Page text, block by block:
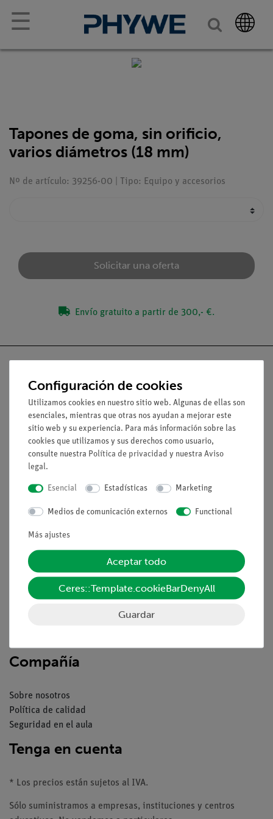
☰
Tapones de goma, sin orificio,
varios diámetros (18 mm)
Nº de artículo: 39256-00 | Tipo: Equipo y accesorios
Solicitar una oferta
Envío gratuito a partir de 300,- €.
Nach oben
Aviso lega
Condiciones comerciales generales
Declaración de privacidad
Servicio
Resumen del servicio
Descargas
Compañía
Sobre nosotros
Política de calidad
Seguridad en el aula
Tenga en cuenta
* Los precios están sujetos al IVA.
Sólo suministramos a empresas, instituciones y centros
Configuración de cookies
Utilizamos cookies en nuestro sitio web. Algunas de ellas son
esenciales, mientras que otras nos ayudan a mejorar este
sitio web y su experiencia. Para más información sobre las
cookies que utilizamos y sus derechos como usuario,
consulte nuestra Política de privacidad y nuestra Aviso
legal.
Esencial Estadísticas Marketing
Medios de comunicación externos Functional
Más ajustes
Aceptar todo
Ceres::Template.cookieBarDenyAll
Guardar